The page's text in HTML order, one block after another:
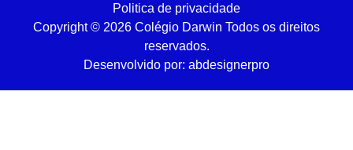
Politica de privacidade
Copyright © 2026 Colégio Darwin Todos os direitos
reservados.
Desenvolvido por: abdesignerpro